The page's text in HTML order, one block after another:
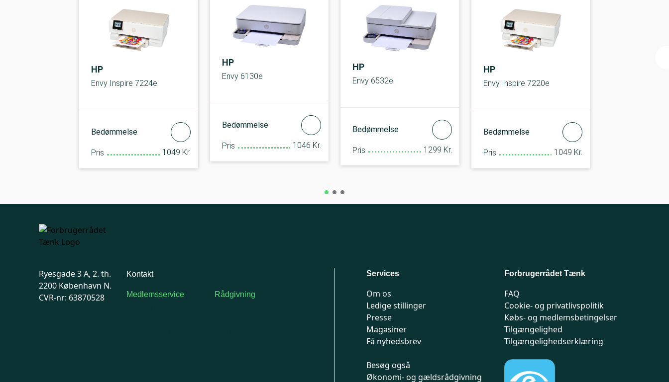
HP
Envy Inspire 7224e
Bedømmelse
Pris 1049 Kr.
HP
Envy 6130e
Bedømmelse
Pris 1046 Kr.
HP
Envy 6532e
Bedømmelse
Pris 1299 Kr.
HP
Envy Inspire 7220e
Bedømmelse
Pris 1049 Kr.
Ryesgade 3 A, 2. th.
2200 København N.
CVR-nr: 63870528
Kontakt
Medlemsservice Rådgivning
Services
Om os
Ledige stillinger
Presse
Magasiner
Få nyhedsbrev
Besøg også
Økonomi- og gældsrådgivning
Forbrugerrådet Tænk
FAQ
Cookie- og privatlivspolitik
Købs- og medlemsbetingelser
Tilgængelighed
Tilgængelighedserklæring